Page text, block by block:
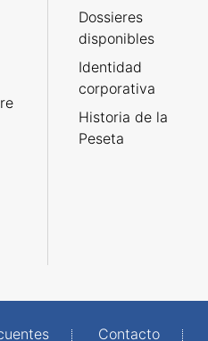
Dossieres
disponibles
Identidad
corporativa
Historia de la
Peseta
Contacto